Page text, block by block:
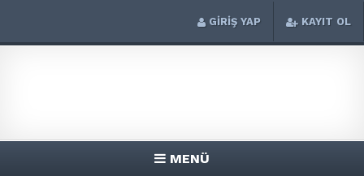
GİRİŞ YAP KAYIT OL
MENÜ